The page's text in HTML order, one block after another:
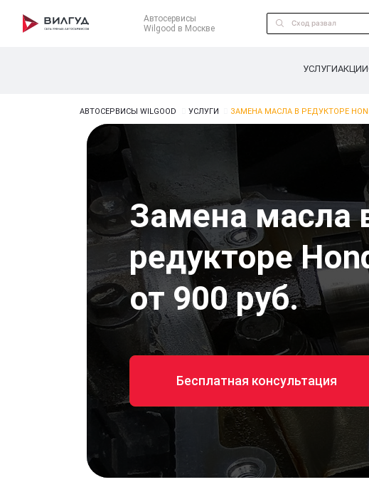
Автосервисы
Wilgood в Москве
УСЛУГИАКЦИИ
АВТОСЕРВИСЫ WILGOOD УСЛУГИ ЗАМЕНА МАСЛА В РЕДУКТОРЕ
Замена масла
редукторе
от 900 руб.
Бесплатная консультация